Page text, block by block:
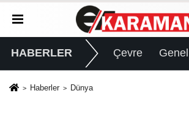
HABERLER Çevre Genel
Haberler Dünya